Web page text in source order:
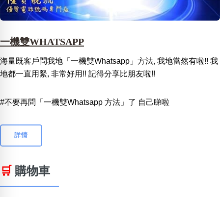
一機雙WHATSAPP
海量既客戶問我地「一機雙Whatsapp」方法, 我地當然有啦!! 我
地都一直用緊, 非常好用!! 記得分享比朋友啦!!
#不要再問「一機雙Whatsapp 方法」了 自己睇啦
詳情
🛒 購物車